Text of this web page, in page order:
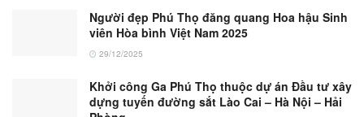
Người đẹp Phú Thọ đăng quang Hoa hậu Sinh
viên Hòa bình Việt Nam 2025
29/12/2025
Khởi công Ga Phú Thọ thuộc dự án Đầu tư xây
dựng tuyến đường sắt Lào Cai – Hà Nội – Hải